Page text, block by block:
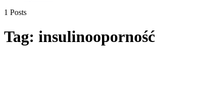
1 Posts
Tag: insulinooporność